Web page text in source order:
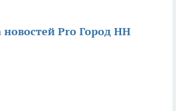
новостей Pro Город НН